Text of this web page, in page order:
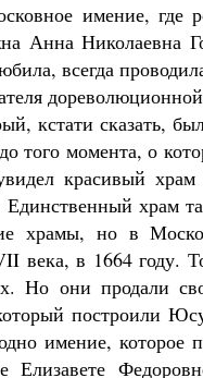
имение, где
Анна Николаевна
всегда
кстати сказать,
того момента, о
красивый храм
храм
храмы, но в
века, в 1664 году.
Но они продали
построили
имение, которое